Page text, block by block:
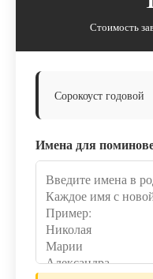
Стоимость
Сорокоуст годовой
Имена для